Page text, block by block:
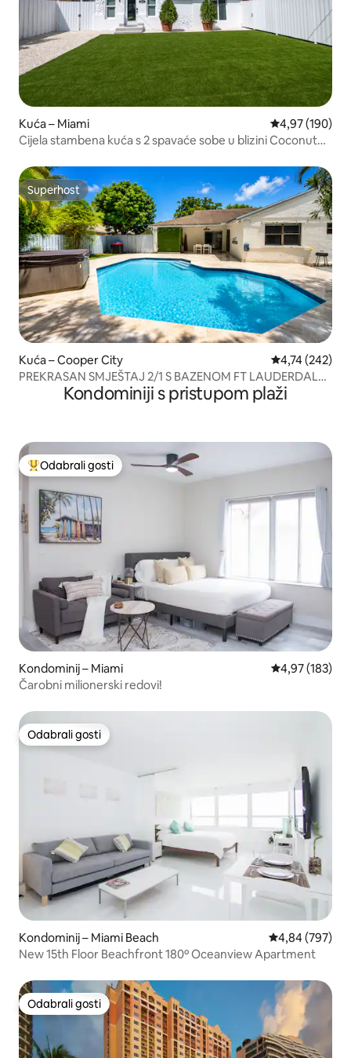
Kuća – Miami Prosječna
4,97 (190)
Cijela stambena kuća s 2 spavaće sobe u blizini Coconut
Superhost
Superhost
Kuća – Cooper City Prosječna
4,74 (242)
PREKRASAN SMJEŠTAJ 2/1 S BAZENOM FT LAUDERDALE-
Kondominiji s pristupom plaži
Među najviše rangiranima s oznakom „Odabrali gosti”
Odabrali gosti
Kondominij – Miami Prosječna
4,97 (183)
Čarobni milionerski redovi!
Odabrali gosti
Odabrali gosti
Kondominij – Miami Beach Prosječna
4,84 (797)
New 15th Floor Beachfront 180º Oceanview Apartment
Odabrali gosti
Odabrali gosti